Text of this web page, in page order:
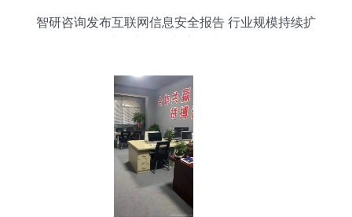
智研咨询发布互联网信息安全报告 行业规模持续扩